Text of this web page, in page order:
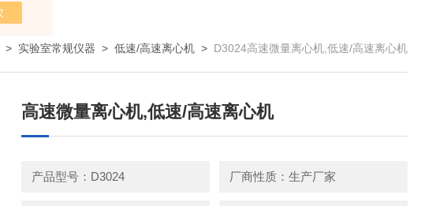
> 实验室常规仪器 > 低速/高速离心机 > D3024高速微量离心机,低速/高速离心机
高速微量离心机,低速/高速离心机
产品型号：D3024 厂商性质：生产厂家